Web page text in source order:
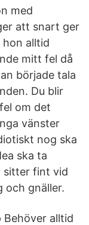
med
att snart ger
hon alltid
mitt fel då
började tala
Du blir
om det
vänster
nog ska
ska ta
sitter fint vid
och gnäller.
Behöver alltid